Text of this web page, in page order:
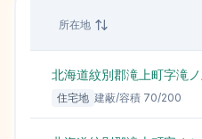
所在地
北海道紋別郡滝上町字滝
住宅地 建蔽/容積 70/200